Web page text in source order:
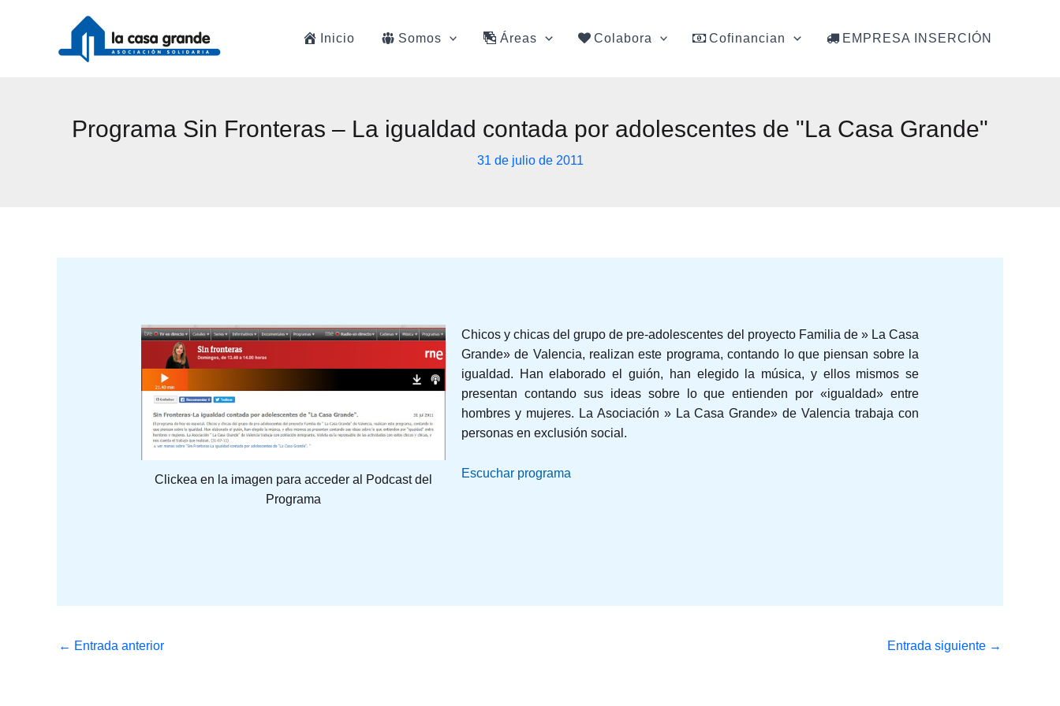
Inicio Somos Áreas Colabora Cofinancian EMPRESA INSERCIÓN
Programa Sin Fronteras – La igualdad contada por adolescentes de "La Casa Grande"
31 de julio de 2011
Clickea en la imagen para acceder al Podcast del
Programa
Chicos y chicas del grupo de pre-adolescentes del proyecto Familia de » La Casa
Grande» de Valencia, realizan este programa, contando lo que piensan sobre la
igualdad. Han elaborado el guión, han elegido la música, y ellos mismos se
presentan contando sus ideas sobre lo que entienden por «igualdad» entre
hombres y mujeres. La Asociación » La Casa Grande» de Valencia trabaja con
personas en exclusión social.
Escuchar programa
← Entrada anterior Entrada siguiente →